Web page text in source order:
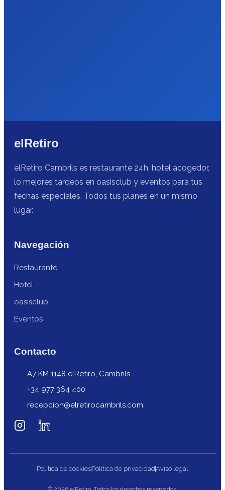
elRetiro
elRetiro Cambrils es restaurante 24h, hotel acogedor,
lo mejores tardeos en oasisclub y eventos para tus
fechas especiales. Todos tus planes en un mismo
lugar.
Navegación
Restaurante
Hotel
oasisclub
Eventos
Contacto
A7 KM 1148 elRetiro, Cambrils
+34 977 364 400
recepcion@elretirocambrils.com
Política de cookiesPolítica de privacidadAviso legal